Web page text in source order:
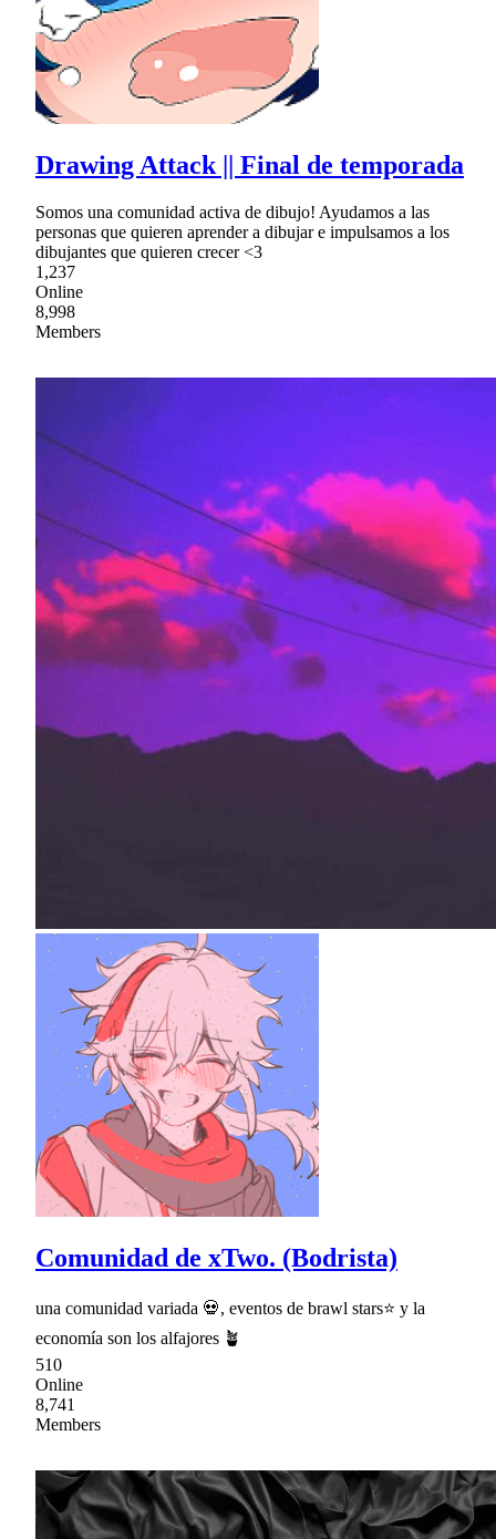
Drawing Attack || Final de temporada
Somos una comunidad activa de dibujo! Ayudamos a las
personas que quieren aprender a dibujar e impulsamos a los
dibujantes que quieren crecer <3
1,237
Online
8,998
Members
Comunidad de xTwo. (Bodrista)
una comunidad variada 💀, eventos de brawl stars⭐ y la
economía son los alfajores 🪴
510
Online
8,741
Members